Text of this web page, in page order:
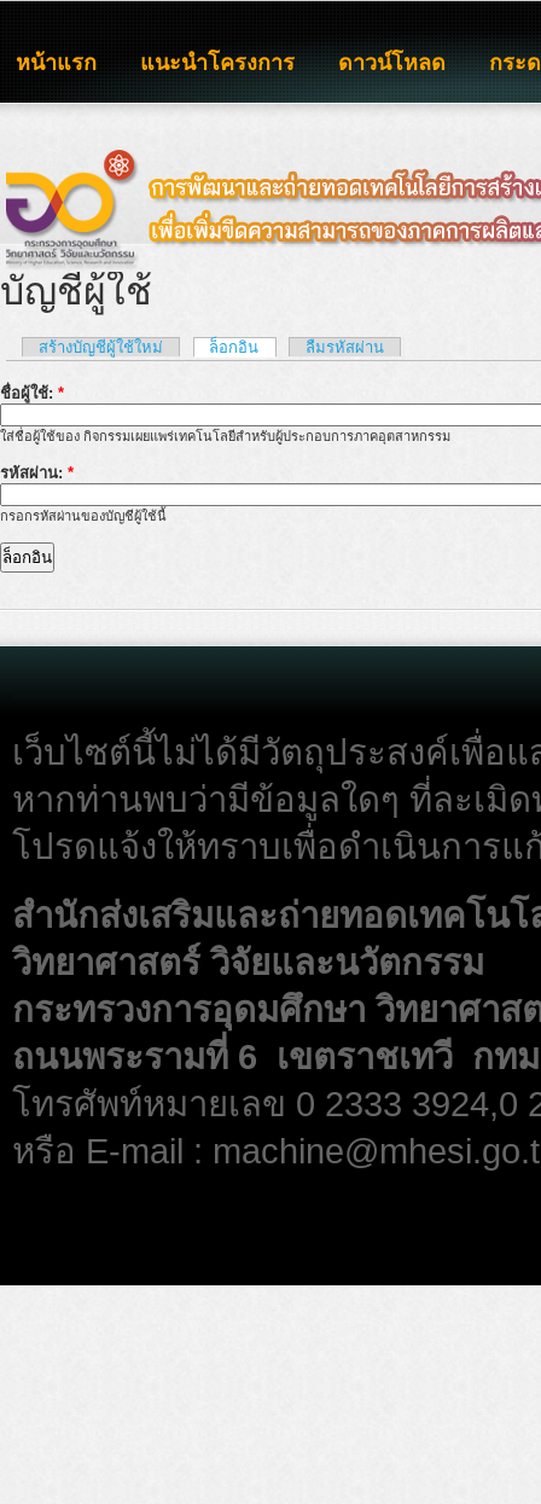
หน้าแรก แนะนำโครงการ ดาวน์โหลด กระ
บัญชีผู้ใช้
สร้างบัญชีผู้ใช้ใหม่ ล็อกอิน ลืมรหัสผ่าน
ชื่อผู้ใช้: *
ใส่ชื่อผู้ใช้ของ กิจกรรมเผยแพร่เทคโนโลยีสำหรับผู้ประกอบการภาคอุตสาหกรรม
รหัสผ่าน: *
กรอกรหัสผ่านของบัญชีผู้ใช้นี้
เว็บไซต์นี้ไม่ได้มีวัตถุประสงค์เพื่อแ
หากท่านพบว่ามีข้อมูลใดๆ ที่ละเมิ
โปรดแจ้งให้ทราบเพื่อดำเนินการ
สำนักส่งเสริมและถ่ายทอดเทคโน
วิทยาศาสตร์ วิจัยและนวัตกรรม
กระทรวงการอุดมศึกษา วิทยาศาส
ถนนพระรามที่ 6 เขตราชเทวี กทม
โทรศัพท์หมายเลข 0 2333 3924,0
หรือ E-mail :